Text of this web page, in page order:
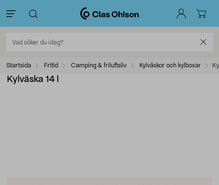
Startsida Fritid Camping & friluftsliv Kylväskor och kylboxar
Kylväska 14 l